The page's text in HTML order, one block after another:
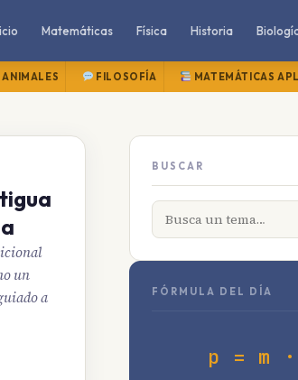
Matemáticas Física Historia
ANIMALES FILOSOFÍA MATEMÁTICAS
un
a
BUSCAR
FÓRMULA DEL DÍA
p = m